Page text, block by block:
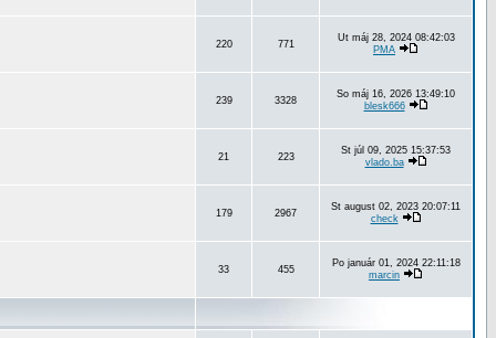
220 771
Ut máj 28, 2024 08:42:03
PMA
239 3328
So máj 16, 2026 13:49:10
blesk666
21 223
St júl 09, 2025 15:37:53
vlado.ba
179 2967
St august 02, 2023 20:07:11
check
33 455
Po január 01, 2024 22:11:18
marcin